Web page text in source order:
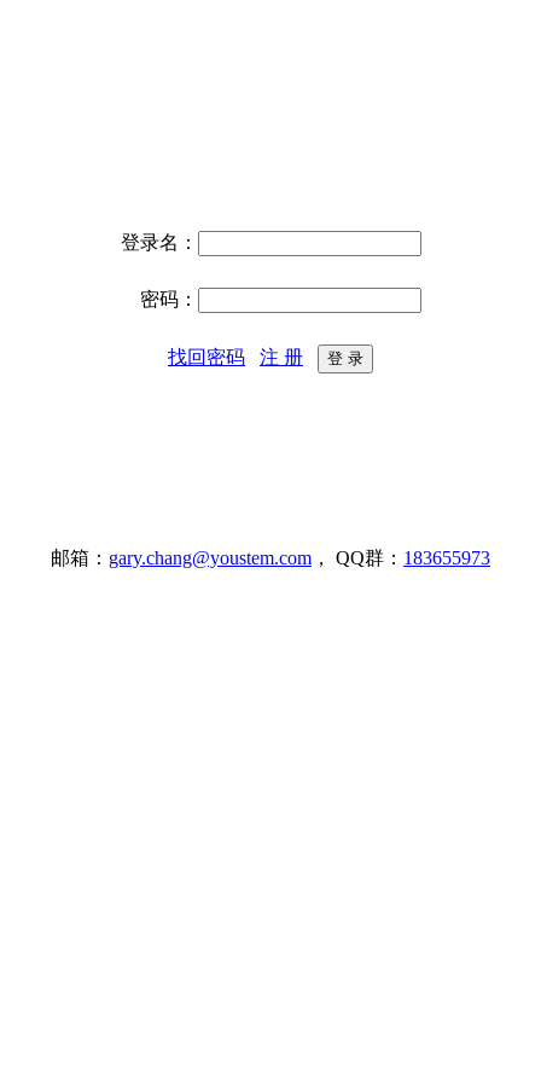
登录名：
密码：
找回密码 注 册
邮箱： gary.chang@youstem.com ， QQ群： 183655973